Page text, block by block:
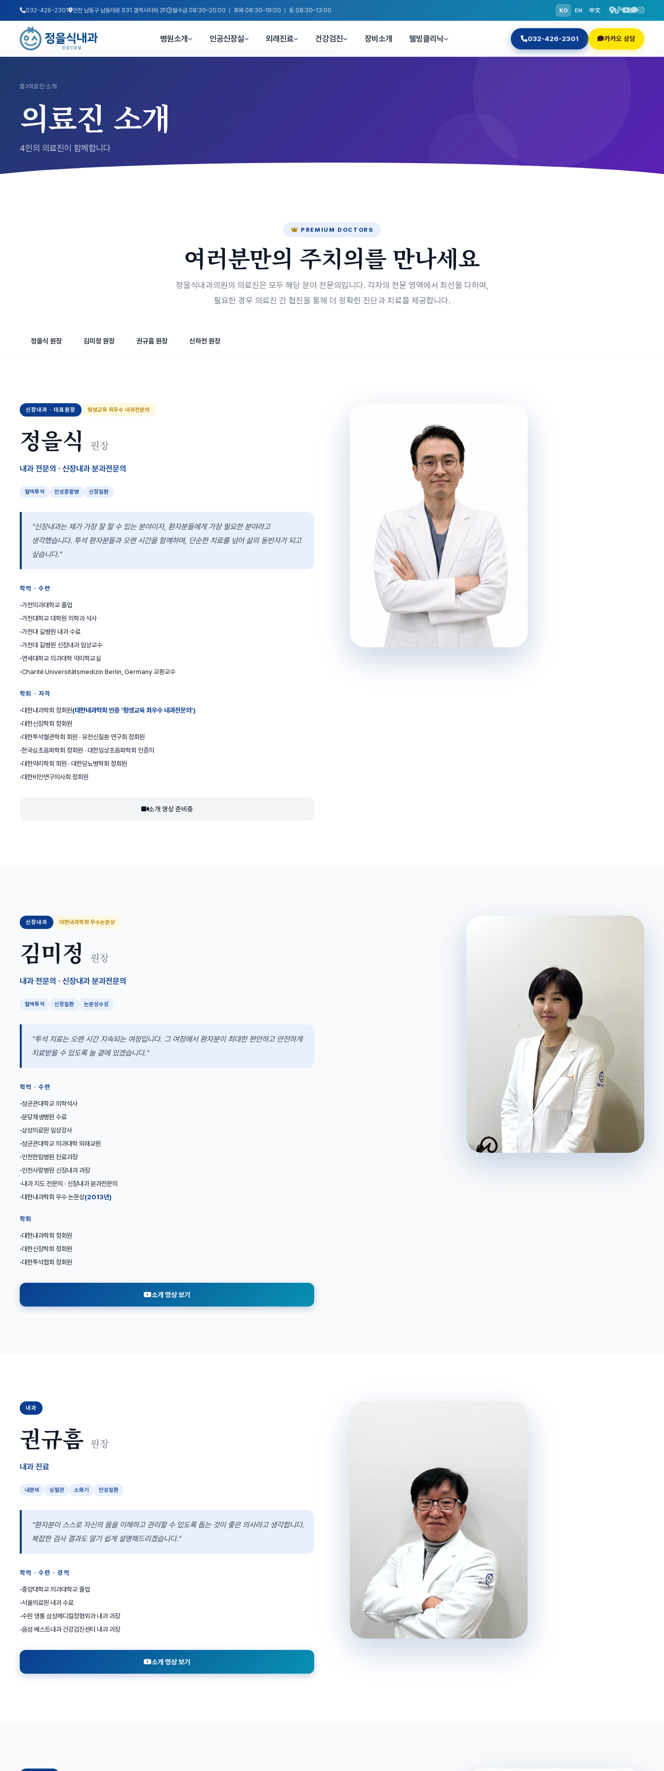
032-426-2301 인천 남동구 남동대로 931 갤럭시타워 2F 월수금 08:30–20:00 | 화목 08:30–19:00 | 토 08:30–13:00 KO EN 中文
병원소개 인공신장실 외래진료 건강검진 장비소개 웰빙클리닉 032-426-2301 카카오 상담
홈 의료진 소개
의료진 소개
4인의 의료진이 함께합니다
PREMIUM DOCTORS
여러분만의 주치의를 만나세요
정을식내과의원의 의료진은 모두 해당 분야 전문의입니다. 각자의 전문 영역에서 최선을 다하며,
필요한 경우 의료진 간 협진을 통해 더 정확한 진단과 치료를 제공합니다.
정을식 원장 김미정 원장 권규흠 원장 신하전 원장
신장내과 · 대표원장 평생교육 최우수 내과전문의
정을식 원장
내과 전문의 · 신장내과 분과전문의
혈액투석 만성콩팥병 신장질환
"신장내과는 제가 가장 잘 할 수 있는 분야이자, 환자분들에게 가장 필요한 분야라고
생각했습니다. 투석 환자분들과 오랜 시간을 함께하며, 단순한 치료를 넘어 삶의 동반자가 되고
싶습니다."
학력 · 수련
가천의과대학교 졸업
가천대학교 대학원 의학과 석사
가천대 길병원 내과 수료
가천대 길병원 신장내과 임상교수
연세대학교 의과대학 약리학교실
Charité Universitätsmedizin Berlin, Germany 교환교수
학회 · 자격
대한내과학회 정회원(대한내과학회 인증 '평생교육 최우수 내과전문의')
대한신장학회 정회원
대한투석혈관학회 회원 · 유전신질환 연구회 정회원
한국심초음파학회 정회원 · 대한임상초음파학회 인증의
대한약리학회 회원 · 대한당뇨병학회 정회원
대한비만연구의사회 정회원
소개 영상 준비중
신장내과 대한내과학회 우수논문상
김미정 원장
내과 전문의 · 신장내과 분과전문의
혈액투석 신장질환 논문상수상
"투석 치료는 오랜 시간 지속되는 여정입니다. 그 여정에서 환자분이 최대한 편안하고 안전하게
치료받을 수 있도록 늘 곁에 있겠습니다."
학력 · 수련
성균관대학교 의학석사
분당제생병원 수료
삼성의료원 임상강사
성균관대학교 의과대학 외래교원
인천한림병원 진료과장
인천사랑병원 신장내과 과장
내과 지도 전문의 · 신장내과 분과전문의
대한내과학회 우수 논문상(2013년)
학회
대한내과학회 정회원
대한신장학회 정회원
대한투석협회 정회원
소개 영상 보기
내과
권규흠 원장
내과 진료
내분비 심혈관 소화기 만성질환
"환자분이 스스로 자신의 몸을 이해하고 관리할 수 있도록 돕는 것이 좋은 의사라고 생각합니다.
복잡한 검사 결과도 알기 쉽게 설명해드리겠습니다."
학력 · 수련 · 경력
중앙대학교 의과대학교 졸업
서울의료원 내과 수료
수원 영통 삼성메디컬정형외과 내과 과장
음성 베스트내과 건강검진센터 내과 과장
소개 영상 보기